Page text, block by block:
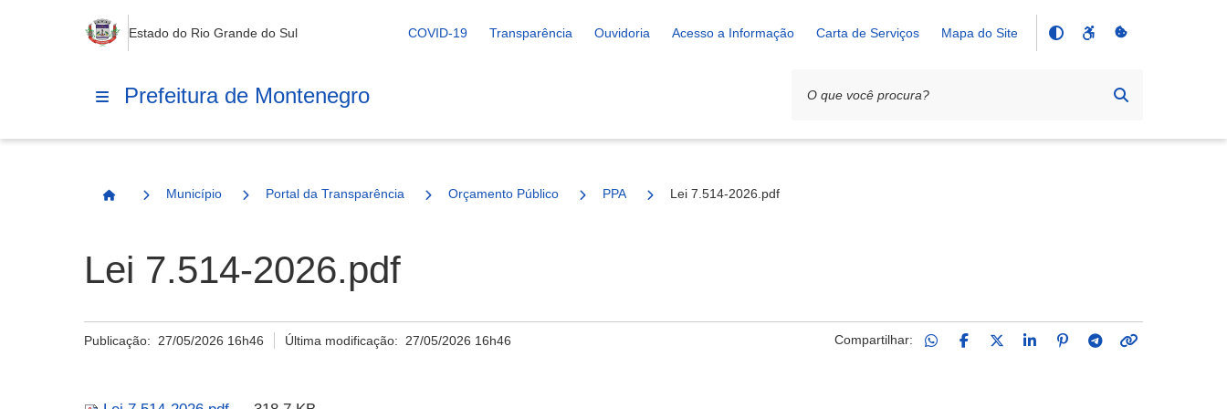
Estado do Rio Grande do Sul COVID-19 Transparência Ouvidoria Acesso a Informação Carta de Serviços Mapa do Site
Prefeitura de Montenegro
Página Inicial
Município Portal da Transparência Orçamento Público PPA Lei 7.514-2026.pdf
Lei 7.514-2026.pdf
Publicação: 27/05/2026 16h46 Última modificação: 27/05/2026 16h46 Compartilhar: